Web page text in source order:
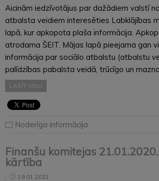
Aicinām iedzīvotājus par dažādiem valstī
atbalsta veidiem interesēties Labklājības
lapā, kur apkopota plaša informācija.
atrodama ŠEIT. Mājas lapā pieejama gan
informācija par sociālo atbalstu (atbalstu
palīdzības pabalsta veidā, trūcīgo un
LASĪT VISU
Noderīga informācija
Finanšu komitejas
kārtība
19.01.2021